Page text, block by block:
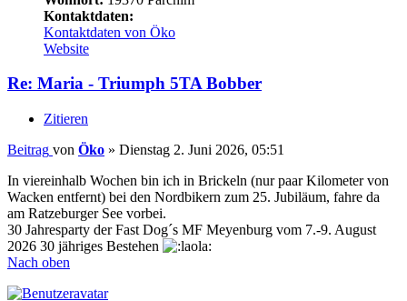
Kontaktdaten:
Kontaktdaten von Öko
Website
Re: Maria - Triumph 5TA Bobber
Zitieren
Beitrag von Öko » Dienstag 2. Juni 2026, 05:51
In viereinhalb Wochen bin ich in Brickeln (nur paar Kilometer von
Wacken entfernt) bei den Nordbikern zum 25. Jubiläum, fahre da
am Ratzeburger See vorbei.
30 Jahresparty der Fast Dog´s MF Meyenburg vom 7.-9. August
2026 30 jähriges Bestehen
Nach oben